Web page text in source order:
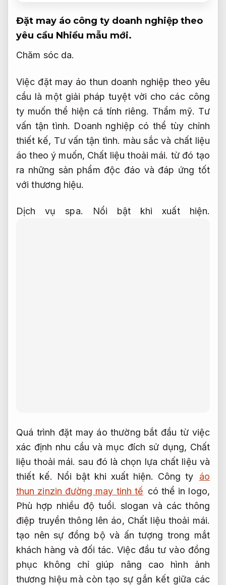
Đặt may áo công ty doanh nghiệp theo
yêu cầu Nhiều mẫu mới.
Chăm sóc da.
Việc đặt may áo thun doanh nghiệp theo yêu
cầu là một giải pháp tuyệt vời cho các công
ty muốn thể hiện cá tính riêng. Thẩm mỹ. Tư
vấn tận tình. Doanh nghiệp có thể tùy chỉnh
thiết kế, Tư vấn tận tình. màu sắc và chất liệu
áo theo ý muốn, Chất liệu thoải mái. từ đó tạo
ra những sản phẩm độc đáo và đáp ứng tốt
với thương hiệu.
Dịch vụ spa. Nổi bật khi xuất hiện.
Quá trình đặt may áo thường bắt đầu từ việc
xác định nhu cầu và mục đích sử dụng, Chất
liệu thoải mái. sau đó là chọn lựa chất liệu và
thiết kế. Nổi bật khi xuất hiện. Công ty
áo
thun zinzin đường may tinh tế có thể in logo,
Phù hợp nhiều độ tuổi. slogan và các thông
điệp truyền thông lên áo, Chất liệu thoải mái.
tạo nên sự đồng bộ và ấn tượng trong mắt
khách hàng và đối tác. Việc đầu tư vào đồng
phục không chỉ giúp nâng cao hình ảnh
thương hiệu mà còn tạo sự gắn kết giữa các